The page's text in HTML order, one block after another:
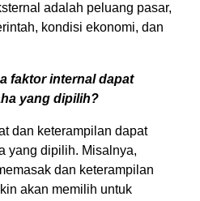
adalah peluang pasar,
kondisi ekonomi, dan
faktor internal dapat
yang dipilih?
dan keterampilan dapat
yang dipilih. Misalnya,
dan keterampilan
akan memilih untuk